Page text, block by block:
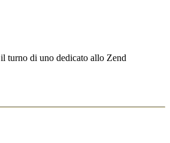
turno di uno dedicato allo Zend